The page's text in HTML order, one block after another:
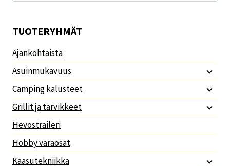
TUOTERYHMÄT
Ajankohtaista
Asuinmukavuus
Camping kalusteet
Grillit ja tarvikkeet
Hevostraileri
Hobby varaosat
Kaasutekniikka